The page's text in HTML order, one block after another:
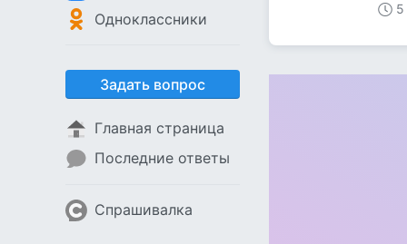
Одноклассники
Задать вопрос
Главная страница
Последние ответы
Спрашивалка
5